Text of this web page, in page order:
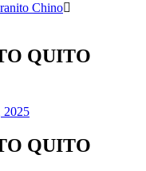
Chino
QUITO
2025
QUITO